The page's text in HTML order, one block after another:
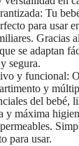
Tu
para usar
Gracias
se adaptan
segura.
y funcional:
y
del bebé,
y máxima
para usar.